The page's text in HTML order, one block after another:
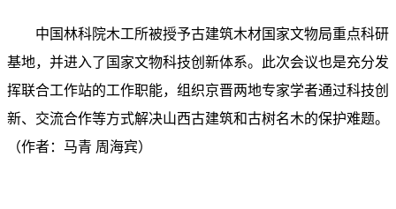
中国林科院木工所被授予古建筑木材国家文物局重点科研
基地，并进入了国家文物科技创新体系。此次会议也是充分发
挥联合工作站的工作职能，组织京晋两地专家学者通过科技创
新、交流合作等方式解决山西古建筑和古树名木的保护难题。
（作者： 马青 周海宾）